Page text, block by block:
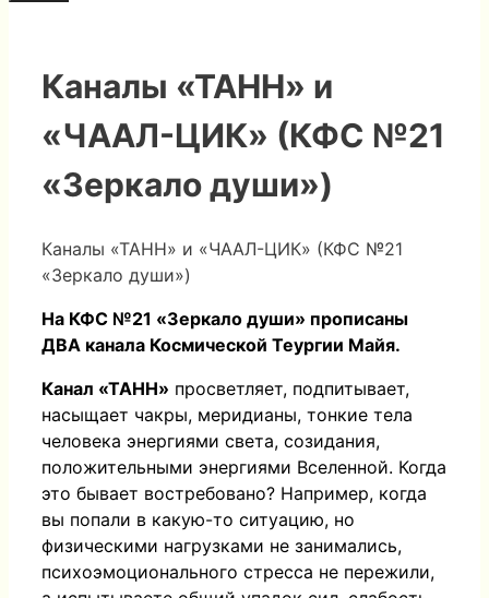
Каналы «ТАНН» и
«ЧААЛ-ЦИК» (КФС №21
«Зеркало души»)
Каналы «ТАНН» и «ЧААЛ-ЦИК» (КФС №21
«Зеркало души»)
На КФС №21 «Зеркало души» прописаны
ДВА канала Космической Теургии Майя.
Канал «ТАНН» просветляет, подпитывает,
насыщает чакры, меридианы, тонкие тела
человека энергиями света, созидания,
положительными энергиями Вселенной. Когда
это бывает востребовано? Например, когда
вы попали в какую-то ситуацию, но
физическими нагрузками не занимались,
психоэмоционального стресса не пережили,